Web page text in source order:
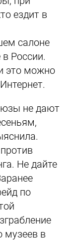
ездит в
салоне
России.
это можно
не дают
Не дайте
по
музеев в